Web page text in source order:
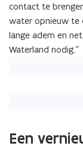
contact te
water opnieuw te
lange adem en
Waterland nodig.”
Een